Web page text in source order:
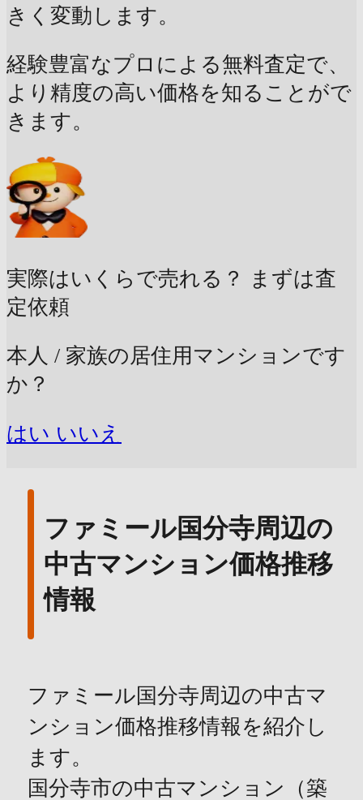
きく変動します。
経験豊富なプロによる無料査定で、
より精度の高い価格を知ることがで
きます。
実際はいくらで売れる？
まずは査
定依頼
本人 / 家族の居住用マンションです
か？
はい いいえ
ファミール国分寺周辺の
中古マンション価格推移
情報
ファミール国分寺周辺の中古マ
ンション価格推移情報を紹介し
ます。
国分寺市の中古マンション（築